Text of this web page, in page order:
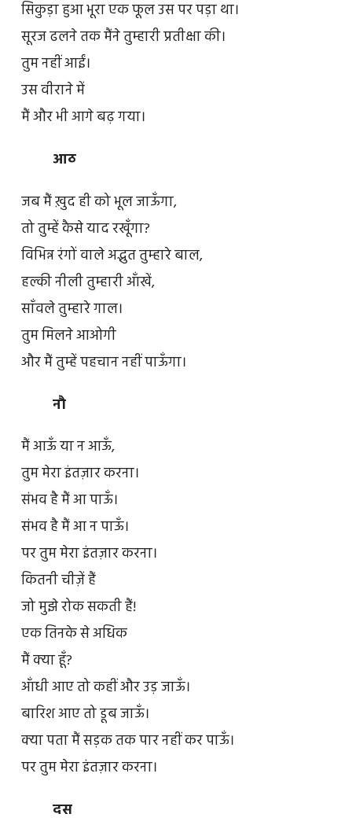
सिकुड़ा हुआ भूरा एक फूल उस पर पड़ा था।
सूरज ढलने तक मैंने तुम्हारी प्रतीक्षा की।
तुम नहीं आईं।
उस वीराने में
मैं और भी आगे बढ़ गया।
आठ
जब मैं ख़ुद ही को भूल जाऊँगा,
तो तुम्हें कैसे याद रखूँगा?
विभिन्न रंगों वाले अद्भुत तुम्हारे बाल,
हल्की नीली तुम्हारी आँखें,
साँवले तुम्हारे गाल।
तुम मिलने आओगी
और मैं तुम्हें पहचान नहीं पाऊँगा।
नौ
मैं आऊँ या न आऊँ,
तुम मेरा इंतज़ार करना।
संभव है मैं आ पाऊँ।
संभव है मैं आ न पाऊँ।
पर तुम मेरा इंतज़ार करना।
कितनी चीज़ें हैं
जो मुझे रोक सकती हैं!
एक तिनके से अधिक
मैं क्या हूँ?
आँधी आए तो कहीं और उड़ जाऊँ।
बारिश आए तो डूब जाऊँ।
क्या पता मैं सड़क तक पार नहीं कर पाऊँ।
पर तुम मेरा इंतज़ार करना।
दस